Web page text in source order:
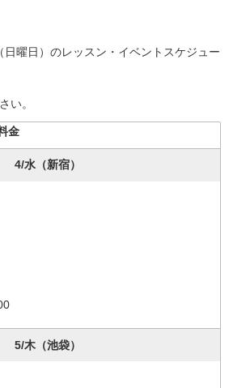
曜日）のレッスン・イベントスケジュー
い。
金
4/水（新宿）
5/木（池袋）